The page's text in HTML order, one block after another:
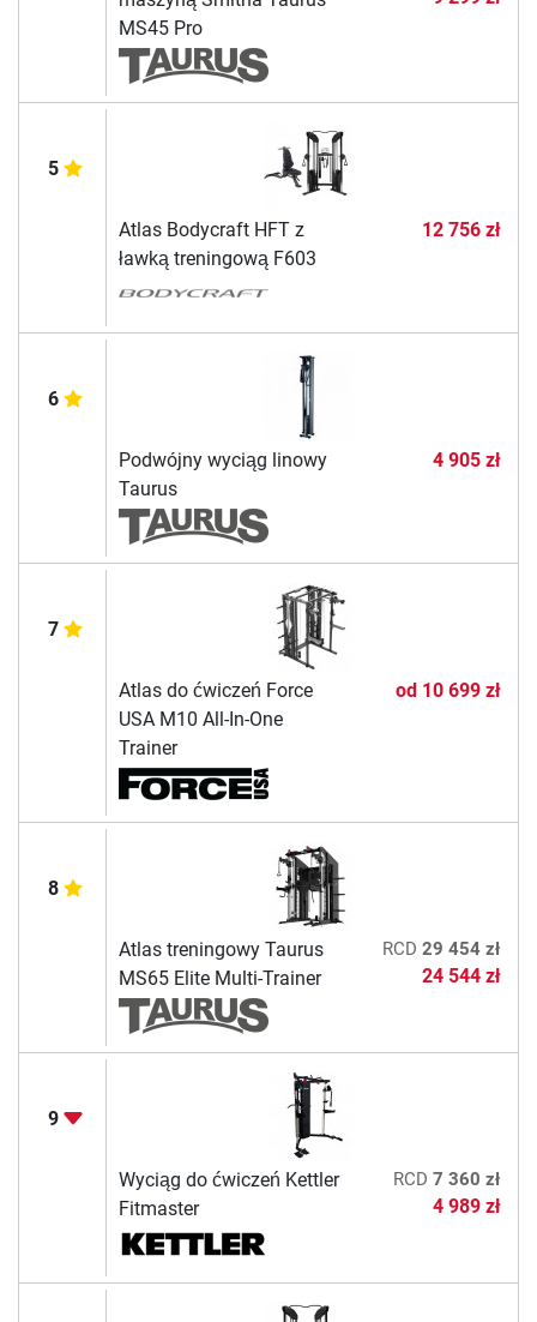
MS45 Pro
5
Atlas Bodycraft HFT z
ławką treningową F603
12 756 zł
6
Podwójny wyciąg linowy
Taurus
4 905 zł
7
Atlas do ćwiczeń Force
USA M10 All-In-One
Trainer
od 10 699 zł
8
Atlas treningowy Taurus
MS65 Elite Multi-Trainer
RCD 29 454 zł
24 544 zł
9
Wyciąg do ćwiczeń Kettler
Fitmaster
RCD 7 360 zł
4 989 zł